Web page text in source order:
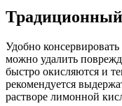
Удобно
можно удалить
быстро окисляются и
рекомендуется
растворе лимонной